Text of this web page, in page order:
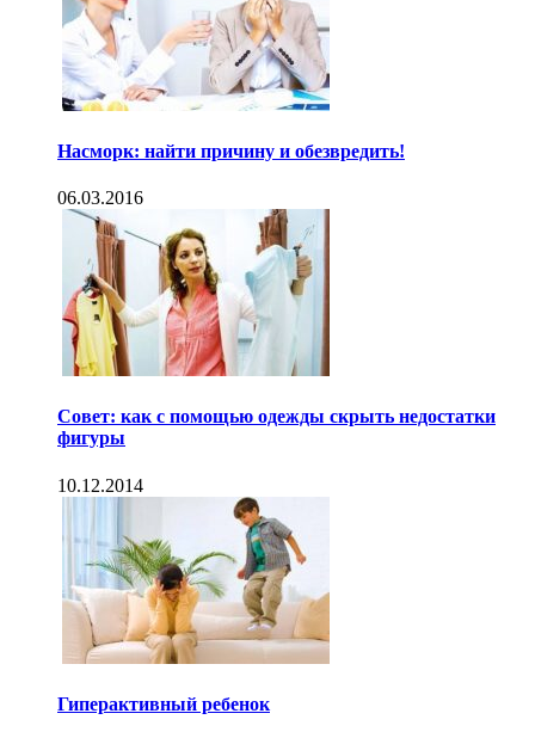
Насморк: найти причину и обезвредить!
06.03.2016
Совет: как с помощью одежды скрыть недостатки
фигуры
10.12.2014
Гиперактивный ребенок